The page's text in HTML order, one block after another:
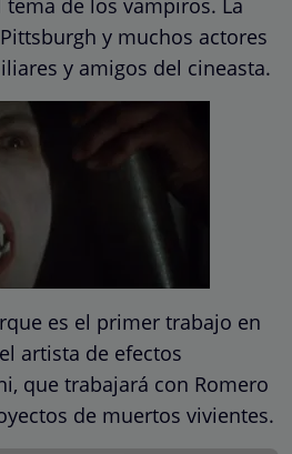
y muchos actores
y amigos del cineasta.
es el primer trabajo en
artista de efectos
que trabajará con Romero
de muertos vivientes.